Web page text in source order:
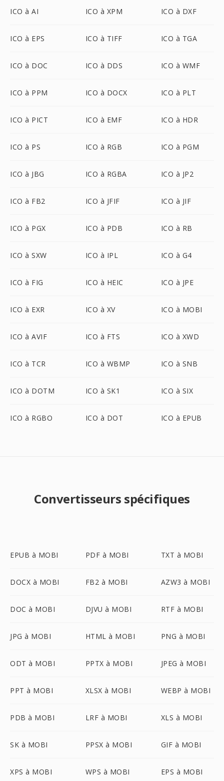
ICO à AI ICO à XPM ICO à DXF
ICO à EPS ICO à TIFF ICO à TGA
ICO à DOC ICO à DDS ICO à WMF
ICO à PPM ICO à DOCX ICO à PLT
ICO à PICT ICO à EMF ICO à HDR
ICO à PS ICO à RGB ICO à PGM
ICO à JBG ICO à RGBA ICO à JP2
ICO à FB2 ICO à JFIF ICO à JIF
ICO à PGX ICO à PDB ICO à RB
ICO à SXW ICO à IPL ICO à G4
ICO à FIG ICO à HEIC ICO à JPE
ICO à EXR ICO à XV ICO à MOBI
ICO à AVIF ICO à FTS ICO à XWD
ICO à TCR ICO à WBMP ICO à SNB
ICO à DOTM ICO à SK1 ICO à SIX
ICO à RGBO ICO à DOT ICO à EPUB
Convertisseurs spécifiques
EPUB à MOBI PDF à MOBI TXT à MOBI
DOCX à MOBI FB2 à MOBI AZW3 à MOBI
DOC à MOBI DJVU à MOBI RTF à MOBI
JPG à MOBI HTML à MOBI PNG à MOBI
ODT à MOBI PPTX à MOBI JPEG à MOBI
PPT à MOBI XLSX à MOBI WEBP à MOBI
PDB à MOBI LRF à MOBI XLS à MOBI
SK à MOBI PPSX à MOBI GIF à MOBI
XPS à MOBI WPS à MOBI EPS à MOBI